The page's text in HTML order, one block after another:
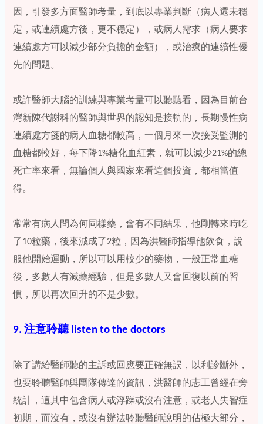
因，引發多方面醫師考量，到底以專業判斷（病人還未穩
定，或連續處方後，更不穩定），或病人需求（病人要求
連續處方可以減少部分負擔的金額），或治療的連續性優
先的問題。
或許醫師大腦的訓練與專業考量可以聽聽看，因為目前台
灣新陳代謝科的醫師與世界的認知是接軌的，長期慢性病
連續處方箋的病人血糖都較高，一個月來一次接受監測的
血糖都較好，每下降1%糖化血紅素，就可以減少21%的總
死亡率來看，無論個人與國家來看這個投資，都相當值
得。
常常有病人問為何同樣藥，會有不同結果，他剛轉來時吃
了10粒藥，後來減成了2粒，因為洪醫師指導他飲食，說
服他開始運動，所以可以用較少的藥物，一般正常血糖
後，多數人有減藥經驗，但是多數人又會回復以前的習
慣，所以再次回升的不是少數。
9. 注意聆聽 listen to the doctors
除了講給醫師聽的主訴或回應要正確無誤，以利診斷外，
也要聆聽醫師與團隊傳達的資訊，洪醫師的志工曾經在旁
統計，這其中包含病人或浮躁或沒有注意，或老人失智症
初期，而沒有，或沒有辦法聆聽醫師說明的佔極大部分，